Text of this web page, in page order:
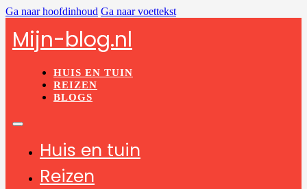
Ga naar hoofdinhoud Ga naar voettekst
Mijn-blog.nl
HUIS EN TUIN
REIZEN
BLOGS
Huis en tuin
Reizen